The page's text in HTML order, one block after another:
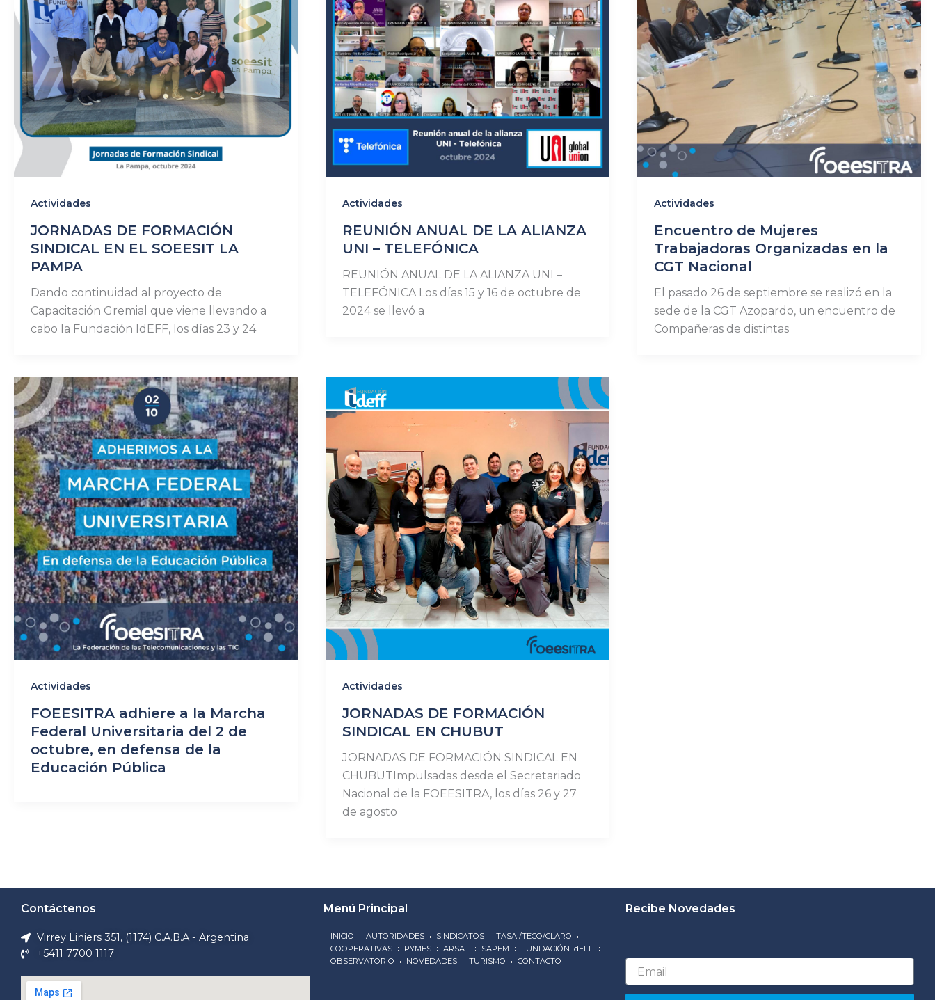
Actividades
JORNADAS DE FORMACIÓN
SINDICAL EN EL SOEESIT LA
PAMPA
Dando continuidad al proyecto de
Capacitación Gremial que viene llevando a
cabo la Fundación IdEFF, los días 23 y 24
Actividades
REUNIÓN ANUAL DE LA ALIANZA
UNI – TELEFÓNICA
REUNIÓN ANUAL DE LA ALIANZA UNI –
TELEFÓNICA Los días 15 y 16 de octubre de
2024 se llevó a
Actividades
Encuentro de Mujeres
Trabajadoras Organizadas en la
CGT Nacional
El pasado 26 de septiembre se realizó en la
sede de la CGT Azopardo, un encuentro de
Compañeras de distintas
Actividades
FOEESITRA adhiere a la Marcha
Federal Universitaria del 2 de
octubre, en defensa de la
Educación Pública
Actividades
JORNADAS DE FORMACIÓN
SINDICAL EN CHUBUT
JORNADAS DE FORMACIÓN SINDICAL EN
CHUBUTImpulsadas desde el Secretariado
Nacional de la FOEESITRA, los días 26 y 27
de agosto
Contáctenos
Virrey Liniers 351, (1174) C.A.B.A - Argentina
+5411 7700 1117
Menú Principal
INICIO AUTORIDADES SINDICATOS
TASA /TECO/CLARO
COOPERATIVAS
PYMES ARSAT SAPEM
FUNDACIÓN IdEFF
OBSERVATORIO
NOVEDADES TURISMO CONTACTO
Recibe Novedades
Email